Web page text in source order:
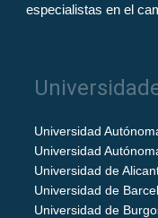
especialistas en el
Universidad
Universidad
Universidad de
Universidad de
Universidad de